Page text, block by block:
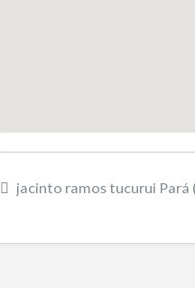
jacinto ramos tucurui Pará